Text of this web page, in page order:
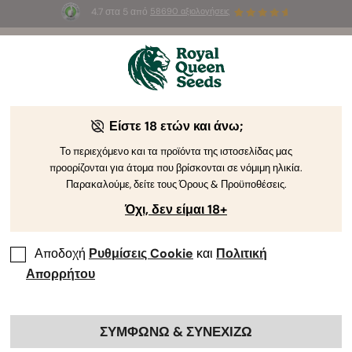
4.7 στα 5 από 58690 αξιολογήσεις
3 σπόρους White Widow AutoΔΩΡΕΑΝ για τους
Η Ιστορία της Κάνναβης: Όλα Όσα
Χρειάζεται Να Γνωρίζετε
Η κάνναβη έχει προσελκύσει το ενδιαφέρον πολλών τα
τελευταία χρόνια, κυρίως λόγω της δημοτικότητας των
Είστε 18 ετών και άνω;
Το περιεχόμενο και τα προϊόντα της ιστοσελίδας μας
προορίζονται για άτομα που βρίσκονται σε νόμιμη ηλικία.
Παρακαλούμε, δείτε τους Όρους & Προϋποθέσεις.
Όχι, δεν είμαι 18+
Αποδοχή Ρυθμίσεις Cookie και Πολιτική
Απορρήτου
ΣΥΜΦΩΝΩ & ΣΥΝΕΧΙΖΩ